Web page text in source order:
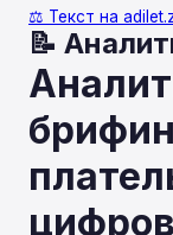
⚖️ Текст на
📝